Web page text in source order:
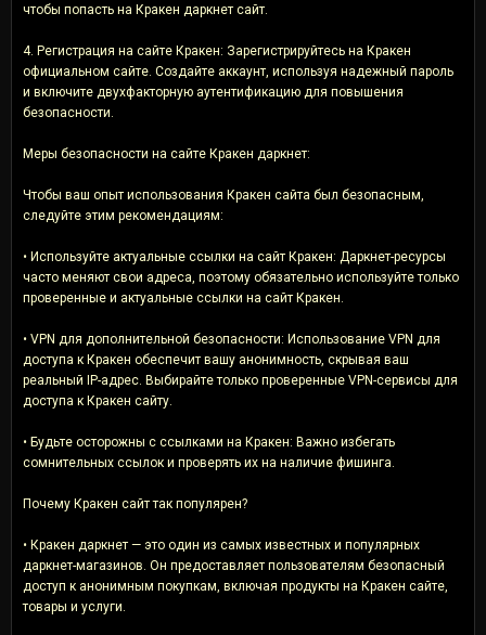
чтобы попасть на Кракен даркнет сайт.
4. Регистрация на сайте Кракен: Зарегистрируйтесь на Кракен
официальном сайте. Создайте аккаунт, используя надежный пароль
и включите двухфакторную аутентификацию для повышения
безопасности.
Меры безопасности на сайте Кракен даркнет:
Чтобы ваш опыт использования Кракен сайта был безопасным,
следуйте этим рекомендациям:
• Используйте актуальные ссылки на сайт Кракен: Даркнет-ресурсы
часто меняют свои адреса, поэтому обязательно используйте только
проверенные и актуальные ссылки на сайт Кракен.
• VPN для дополнительной безопасности: Использование VPN для
доступа к Кракен обеспечит вашу анонимность, скрывая ваш
реальный IP-адрес. Выбирайте только проверенные VPN-сервисы для
доступа к Кракен сайту.
• Будьте осторожны с ссылками на Кракен: Важно избегать
сомнительных ссылок и проверять их на наличие фишинга.
Почему Кракен сайт так популярен?
• Кракен даркнет — это один из самых известных и популярных
даркнет-магазинов. Он предоставляет пользователям безопасный
доступ к анонимным покупкам, включая продукты на Кракен сайте,
товары и услуги.